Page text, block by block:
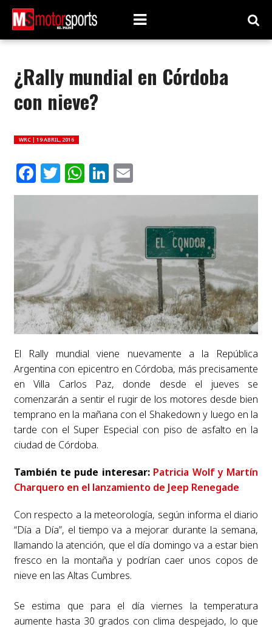
¿Rally mundial en Córdoba
con nieve?
WRC | 19 ABRIL, 2016
Facebook
Twitter
WhatsApp
LinkedIn
Email
El Rally mundial viene nuevamente a la República
Argentina con epicentro en Córdoba, más precisamente
en Villa Carlos Paz, donde desde el jueves se
comenzarán a sentir el rugir de los motores desde bien
temprano en la mañana con el Shakedown y luego en la
tarde con el Super Especial con piso de asfalto en la
ciudad de Córdoba.
También te pude interesar: Patricia Wolf y Martín
Charquero en el lanzamiento de Jeep Renegade
Con respecto a la meteorología, según informa el diario
“Día a Día”, el tiempo va a mejorar durante la semana,
llamando la atención, que el día domingo va a estar bien
fresco en la montaña y podrían caer unos copos de
nieve en las Altas Cumbres.
Se estima que para el día viernes la temperatura
aumente hasta 30 grados con clima despejado, lo que